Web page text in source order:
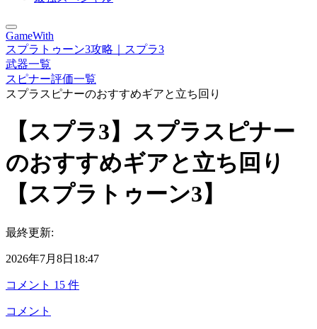
GameWith
スプラトゥーン3攻略｜スプラ3
武器一覧
スピナー評価一覧
スプラスピナーのおすすめギアと立ち回り
【スプラ3】スプラスピナー
のおすすめギアと立ち回り
【スプラトゥーン3】
最終更新:
2026年7月8日18:47
コメント 15 件
コメント